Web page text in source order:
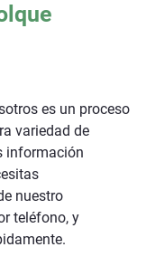
es un proceso
variedad de
información
nuestro
teléfono, y